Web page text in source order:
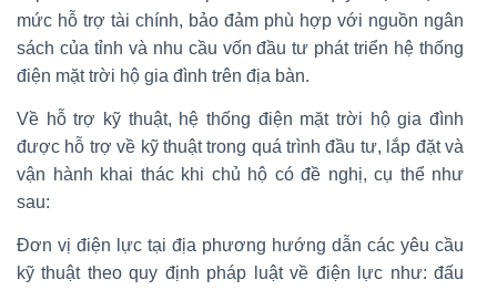
mức hỗ trợ tài chính, bảo đảm phù hợp với nguồn ngân
sách của tỉnh và nhu cầu vốn đầu tư phát triển hệ thống
điện mặt trời hộ gia đình trên địa bàn.
Về hỗ trợ kỹ thuật, hệ thống điện mặt trời hộ gia đình
được hỗ trợ về kỹ thuật trong quá trình đầu tư, lắp đặt và
vận hành khai thác khi chủ hộ có đề nghị, cụ thể như
sau:
Đơn vị điện lực tại địa phương hướng dẫn các yêu cầu
kỹ thuật theo quy định pháp luật về điện lực như: đấu